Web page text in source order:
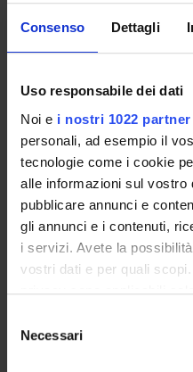
Consenso Dettagli
Uso responsabile dei dati
Noi e i nostri 1022 partner
personali, ad esempio il
tecnologie come i cookie
alle informazioni sul vostro
pubblicare annunci e
gli annunci e i contenuti,
i servizi. Avete la
vostri dati e per quali
privacy sono applicabili
modificare o revocare il
momento dalla
delNecessari
Annaloro Gabriela
Borsista
Tecnico-Amministrativo
Specializzando
Balmaceda Valdez Valeria
Contrattista di ricerca
Bellantuono David
Personale di spin-off
Tecnico-Amministrativo
Boschetto Giulia Solidea